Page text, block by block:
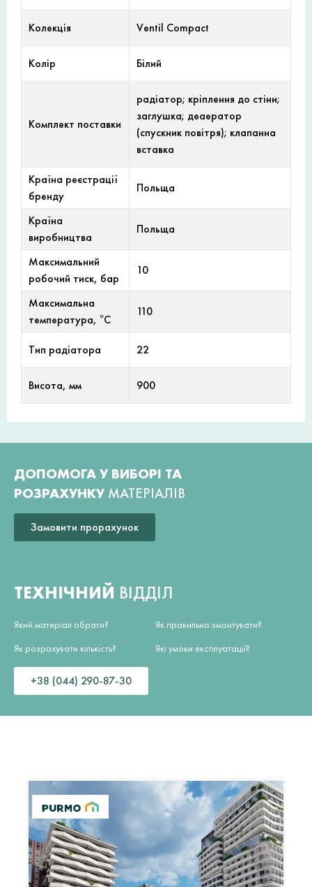
Колекція Ventil Compact
Колір Білий
Комплект поставки
радіатор; кріплення до стіни;
заглушка; деаератор
(спускник повітря); клапанна
вставка
Країна реєстрації
бренду
Польща
Країна
виробництва
Польща
Максимальний
робочий тиск, бар
10
Максимальна
температура, °С
110
Тип радіатора 22
Висота, мм 900
ДОПОМОГА У ВИБОРІ ТА
РОЗРАХУНКУ МАТЕРІАЛІВ
Замовити прорахунок
ТЕХНІЧНИЙ ВІДДІЛ
Який матеріал обрати?
Як розрахувати кількість?
Як правильно змонтувати?
Які умови експлуатації?
+38 (044) 290-87-30